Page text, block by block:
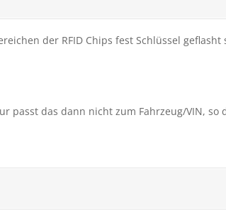
der RFID Chips fest Schlüssel
das dann nicht zum Fahrzeug/VIN, so